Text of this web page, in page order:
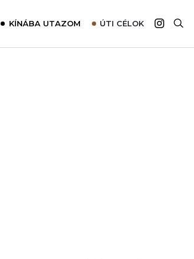
KÍNÁBA UTAZOM ÚTI CÉLOK